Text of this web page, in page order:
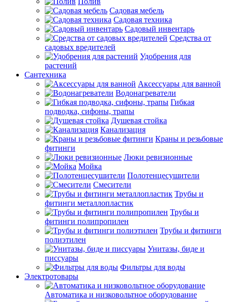
Садовая мебель
Садовая техника
Садовый инвентарь
Средства от
садовых вредителей
Удобрения для
растений
Сантехника
Аксессуары для ванной
Водонагреватели
Гибкая
подводка, сифоны, трапы
Душевая стойка
Канализация
Краны и резьбовые
фитинги
Люки ревизионные
Мойка
Полотенцесушители
Смесители
Трубы и
фитинги металлопластик
Трубы и
фитинги полипропилен
Трубы и фитинги
полиэтилен
Унитазы, биде и
писсуары
Фильтры для воды
Электротовары
Автоматика и низковольтное оборудование